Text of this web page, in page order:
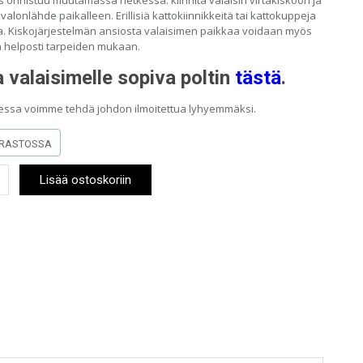
paikalleen. Erillisiä kattokiinnikkeitä tai kattokuppeja
Kiskojärjestelmän ansiosta valaisimen paikkaa voidaan myös
helposti tarpeiden mukaan.
valaisimelle sopiva poltin tästä.
voimme tehdä johdon ilmoitettua lyhyemmäksi.
Lisää ostoskoriin